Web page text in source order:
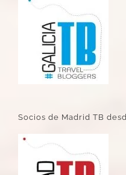
Socios de Madrid TB